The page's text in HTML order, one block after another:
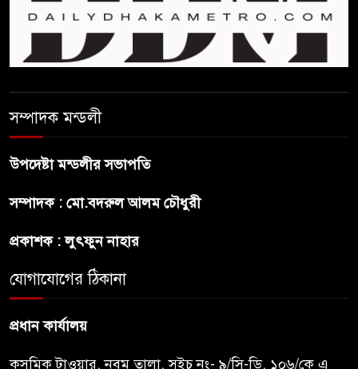
শেখ হাসিনা দেশে ফিরে আসুক,
গণহত্যার দায়ে কারাগারে যাক :
শেখ হাসিনা প্রসঙ্গে ভারতের ভূমিকা
নিয়ে বাংলাদেশের ক্ষুব্ধ প্রতিক্রিয়া
সম্পাদক মন্ডলী
উপদেষ্টা মন্ডলীর সভাপতি
সম্পাদক : মো.বদরুল আলম চৌধুরী
প্রকাশক : লুৎফুন নাহার
যোগাযোগের ঠিকানা
প্রধান কার্যালয়
কসমিক টাওয়ার, নবম তালা, সুইচ নং- ৯/সি-ডি, ১০৬/কে এ